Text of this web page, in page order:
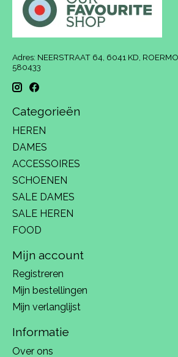
Adres: NEERSTRAAT 64, 6041 KD,
580433
Categorieën
HEREN
DAMES
ACCESSOIRES
SCHOENEN
SALE DAMES
SALE HEREN
FOOD
Mijn account
Registreren
Mijn bestellingen
Mijn verlanglijst
Informatie
Over ons